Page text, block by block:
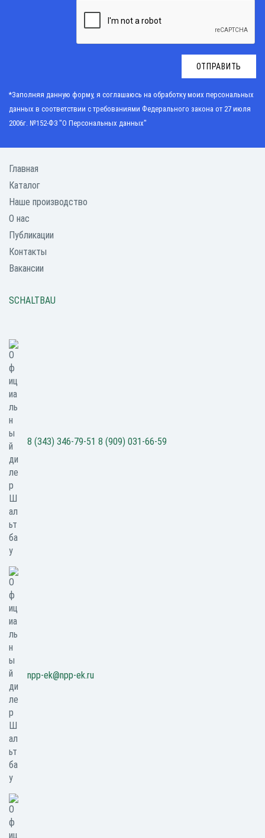
ОТПРАВИТЬ
*Заполняя данную форму, я соглашаюсь на обработку моих персональных
данных в соответствии с требованиями Федерального закона от 27 июля
2006г. №152-Ф3 "О Персональных данных"
Главная
Каталог
Наше производство
О нас
Публикации
Контакты
Вакансии
SCHALTBAU
8 (343) 346-79-51 8 (909) 031-66-59
npp-ek@npp-ek.ru